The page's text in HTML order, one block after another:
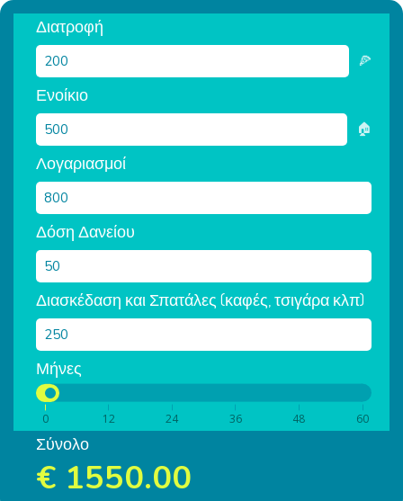
Διατροφή
🍕
Ενοίκιο
🏠
Λογαριασμοί
Δόση Δανείου
Μήνες
0 12 24 36 48 60
Σύνολο
€ 1550.00
Διασκέδαση και Σπατάλες (καφές, τσιγάρα κλπ)